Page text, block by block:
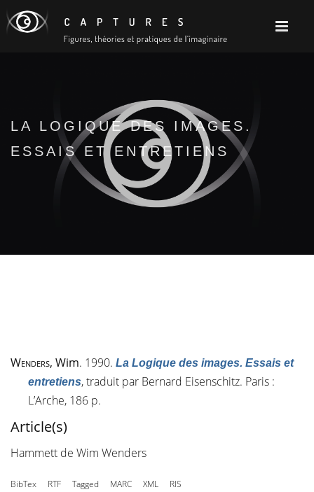
LA LOGIQUE DES IMAGES.
ESSAIS ET ENTRETIENS
Wenders, Wim. 1990. La Logique des images. Essais et
entretiens, traduit par Bernard Eisenschitz. Paris :
L’Arche, 186 p.
Article(s)
Hammett de Wim Wenders
BibTex RTF Tagged MARC XML RIS